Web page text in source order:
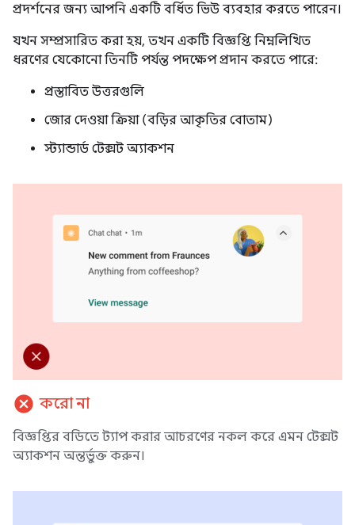
প্রদর্শনের জন্য আপনি একটি বর্ধিত ভিউ ব্যবহার করতে পারেন।
যখন সম্প্রসারিত করা হয়, তখন একটি বিজ্ঞপ্তি নিম্নলিখিত
ধরণের যেকোনো তিনটি পর্যন্ত পদক্ষেপ প্রদান করতে পারে:
প্রস্তাবিত উত্তরগুলি
জোর দেওয়া ক্রিয়া (বড়ির আকৃতির বোতাম)
স্ট্যান্ডার্ড টেক্সট অ্যাকশন
cancel করো না
বিজ্ঞপ্তির বডিতে ট্যাপ করার আচরণের নকল করে এমন টেক্সট
অ্যাকশন অন্তর্ভুক্ত করুন।